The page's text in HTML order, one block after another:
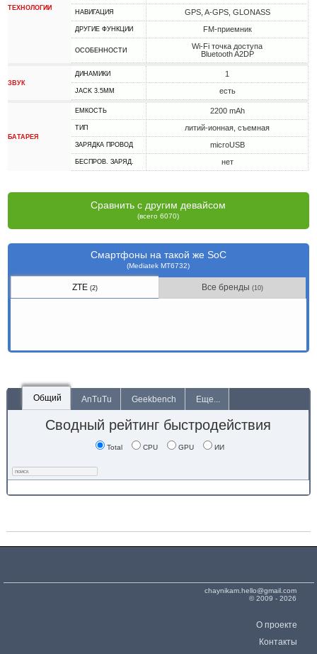
ТЕХНОЛОГИИ
НАВИГАЦИЯ GPS, A-GPS, GLONASS
ДРУГИЕ ФУНКЦИИ FM-приемник
ОСОБЕННОСТИ
Wi-Fi точка доступа
Bluetooth A2DP
ЗВУК
ДИНАМИКИ 1
JACK 3.5MM есть
БАТАРЕЯ
ЕМКОСТЬ 2200 mAh
ТИП литий-ионная, съемная
ЗАРЯДКА ПРОВОД microUSB
БЕСПРОВ. ЗАРЯД. нет
Сравнить с другим девайсом
(всего 6070)
Смартфоны на такой же SoC
(Mediatek MT6732)
ZTE(2) Все бренды(10)
Общий AnTuTu Geekbench Еще...
Сводный рейтинг быстродействия
Total CPU GPU ИИ
chaynikam.hello@gmail.com
© 2009 - 2026
О проекте
Контакты